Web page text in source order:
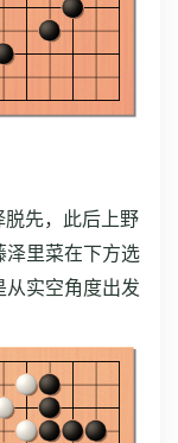
脱先，此后上野
泽里菜在下方选
从实空角度出发